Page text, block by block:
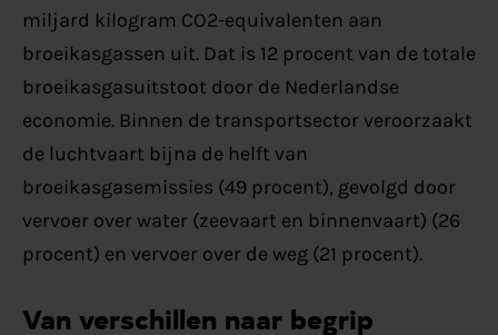
miljard kilogram CO2-equivalenten aan
broeikasgassen uit. Dat is 12 procent van de totale
broeikasgasuitstoot door de Nederlandse
economie. Binnen de transportsector veroorzaakt
de luchtvaart bijna de helft van
broeikasgasemissies (49 procent), gevolgd door
vervoer over water (zeevaart en binnenvaart) (26
procent) en vervoer over de weg (21 procent).
Van verschillen naar begrip